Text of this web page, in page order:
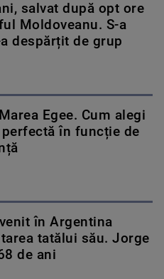
salvat după opt ore
Moldoveanu. S-a
despărțit de grup
Egee. Cum alegi
în funcție de
în Argentina
tatălui său. Jorge
de ani